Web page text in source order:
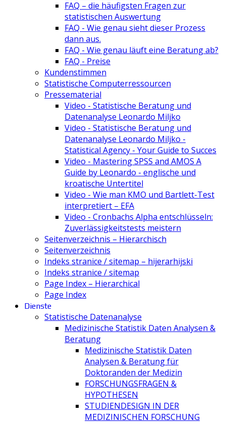
FAQ – die häufigsten Fragen zur
statistischen Auswertung
FAQ - Wie genau sieht dieser Prozess
dann aus.
FAQ - Wie genau läuft eine Beratung ab?
FAQ - Preise
Kundenstimmen
Statistische Computerressourcen
Pressematerial
Video - Statistische Beratung und
Datenanalyse Leonardo Miljko
Video - Statistische Beratung und
Datenanalyse Leonardo Miljko -
Statistical Agency - Your Guide to Succes
Video - Mastering SPSS and AMOS A
Guide by Leonardo - englische und
kroatische Untertitel
Video - Wie man KMO und Bartlett-Test
interpretiert – EFA
Video - Cronbachs Alpha entschlüsseln:
Zuverlässigkeitstests meistern
Seitenverzeichnis – Hierarchisch
Seitenverzeichnis
Indeks stranice / sitemap – hijerarhijski
Indeks stranice / sitemap
Page Index – Hierarchical
Page Index
Dienste
Statistische Datenanalyse
Medizinische Statistik Daten Analysen &
Beratung
Medizinische Statistik Daten
Analysen & Beratung für
Doktoranden der Medizin
FORSCHUNGSFRAGEN &
HYPOTHESEN
STUDIENDESIGN IN DER
MEDIZINISCHEN FORSCHUNG